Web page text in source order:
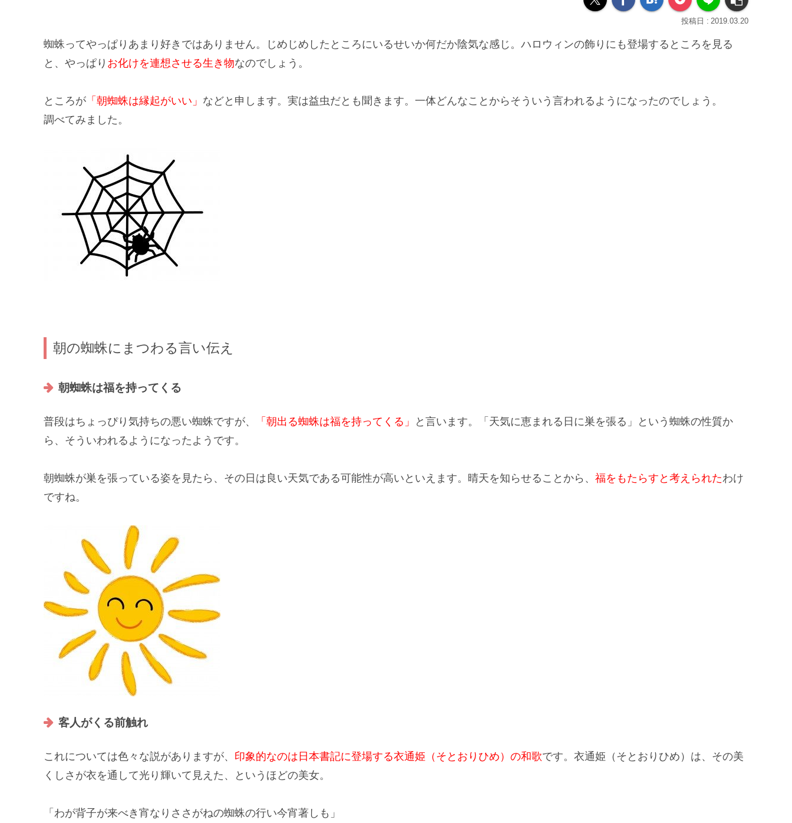
2019.03.20
蜘蛛ってやっぱりあまり好きではありません。じめじめしたところにいるせいか何だか陰気な感じ 。ハロウィンの飾りにも登場するところを見る
と、やっぱり お化けを連想させる生き物なのでしょう。
ところが 「朝蜘蛛は縁起がいい」 などと申します。 実は益虫だとも聞きます。一体どんなことからそういう言われるようになったのでしょう。
調べてみました。
朝の蜘蛛にまつわる言い伝え
朝蜘蛛は福を持ってくる
普段はちょっぴり気持ちの悪い蜘蛛ですが、 「朝出る蜘蛛は福を持ってくる」 と言います。 「天気に恵まれる日に巣を張る」
という蜘蛛の性質か
ら、そういわれるようになったようです。
朝蜘蛛が巣を張っている姿を見たら、その日は 良い天気である可能性が高い といえます。晴天を知らせることから、 福をもたらすと考えられたわけ
ですね。
客人がくる前触れ
これについては色々な説がありますが、 印象的なのは日本書記に登場する衣通姫（そとおりひめ）の和歌です。衣通姫（そとおりひめ）は、その美
くしさが衣を通して光り輝いて見えた、というほどの美女。
「わが背子が来べき宵なりささがねの蜘蛛の行い今宵著しも」